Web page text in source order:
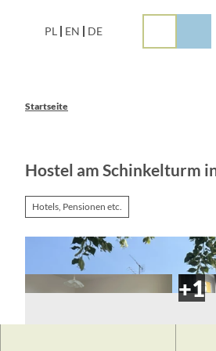
PL EN DE
Startseite
Hostel am Schinkelturm
Hotels, Pensionen etc.